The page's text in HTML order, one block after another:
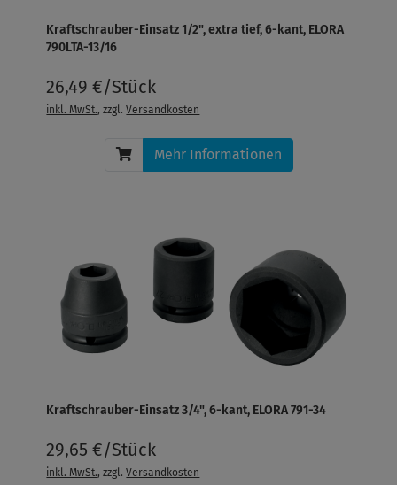
Kraftschrauber-Einsatz 1/2", extra tief, 6-kant, ELORA
790LTA-13/16
26,49 €/Stück
inkl. MwSt., zzgl.Versandkosten
Mehr Informationen
Kraftschrauber-Einsatz 3/4", 6-kant, ELORA 791-34
29,65 €/Stück
inkl. MwSt., zzgl.Versandkosten